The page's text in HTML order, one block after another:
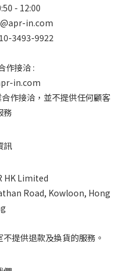
- 12:00
in.com
3493-9922
作接洽 :
in.com
作接洽，並不提供任何顧客
務
訊
HK Limited
Road, Kowloon, Hong
提供退款及換貨的服務。